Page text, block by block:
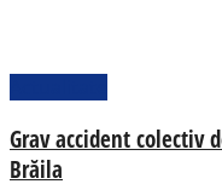
Grav accident colectiv
Brăila